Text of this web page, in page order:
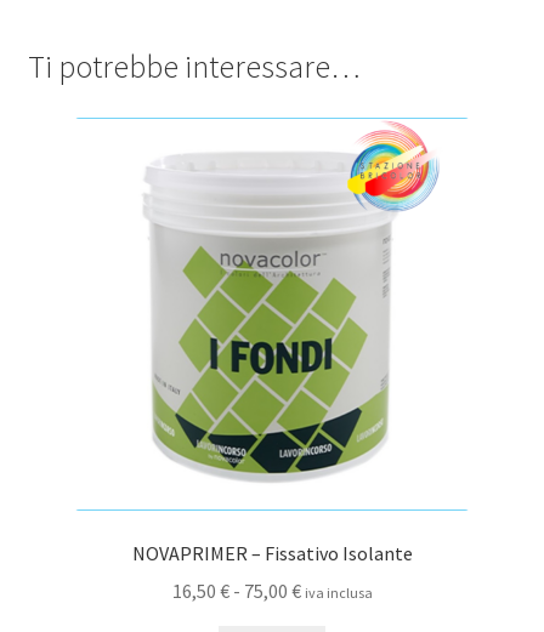
Ti potrebbe interessare…
NOVAPRIMER – Fissativo Isolante
16,50 € - 75,00 €Fascia
iva inclusa